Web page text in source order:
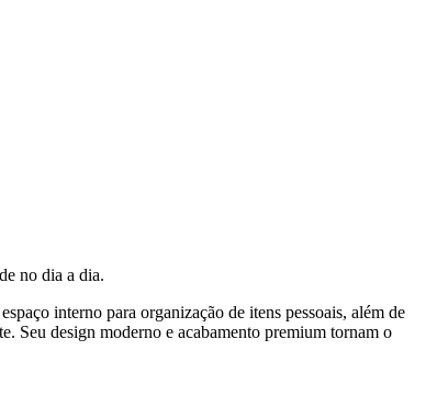
no dia a dia.
interno para organização de itens pessoais, além de
Seu design moderno e acabamento premium tornam o